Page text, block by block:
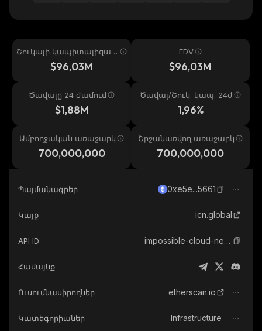
Շուկայի կապիտալիզաց
$96,03M
FDV
$96,03M
Ծավալը 24 ժամում
$1,88M
Ծավալ/Շուկ. կապ. 24ժ
1,96%
Ամբողջական առաջարկ
700,000,000
Շրջանառվող առաջարկ
700,000,000
Պայմանագրեր 0xe5e...5661
Կայք icn.global
API ID impossible-cloud-network-token
Համայնք
Ուսումնասիրողներ etherscan.io
Կատեգորիաներ Infrastructure